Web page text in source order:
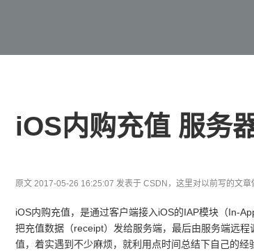
iOS内购充值 服务
原文 2017-05-26 16:25:07 发表于 CSDN，这里对以前写的文章
iOS内购充值，是通过客户端接入iOS的IAP模块（In-
把充值数据（receipt）发给服务端，最后由服务端远
值，着实遇到不少麻烦，就利用点时间总结下自己的经